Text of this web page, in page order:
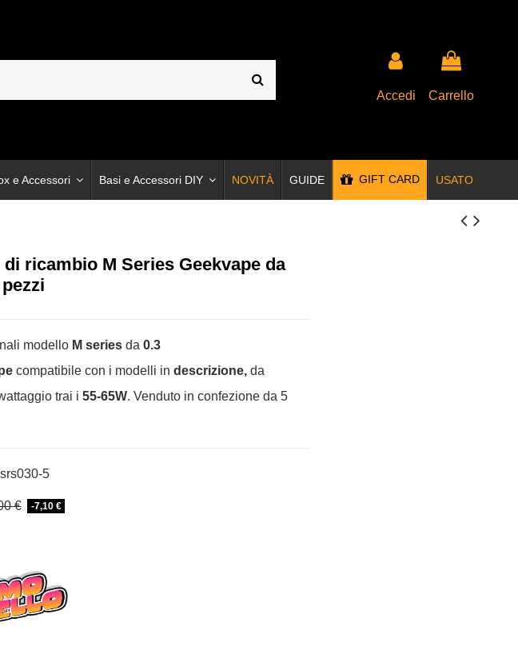
Accedi Carrello
e Accessori Basi e Accessori DIY NOVITÀ GUIDE GIFT CARD USATO
ricambio M Series Geekvape da
modello M series da0.3
compatibile con i modelli indescrizione, da
trai i55-65W. Venduto in confezione da 5
5
€ -7,10 €